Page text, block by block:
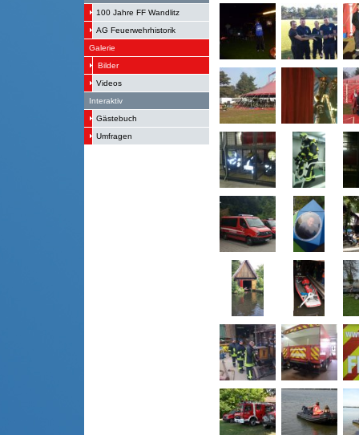
100 Jahre FF Wandlitz
AG Feuerwehrhistorik
Galerie
Bilder
Videos
Interaktiv
Gästebuch
Umfragen